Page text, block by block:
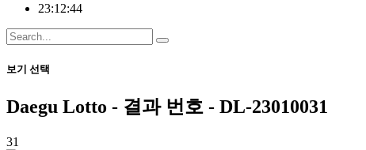
23:12:44
보기 선택
Daegu Lotto - 결과 번호 - DL-23010031
31